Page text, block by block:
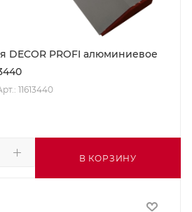
DECOR PROFI алюминиевое
11613440
В КОРЗИНУ